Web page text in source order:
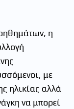
η
με
ηλικίας αλλά
να μπορεί